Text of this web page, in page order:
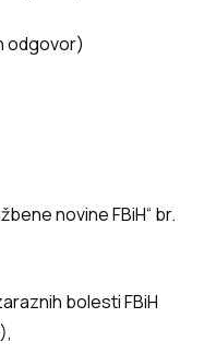
odgovor)
novine FBiH“ br.
bolesti FBiH